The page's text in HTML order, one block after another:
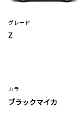
グレード
Z
カラー
ブラックマイカ